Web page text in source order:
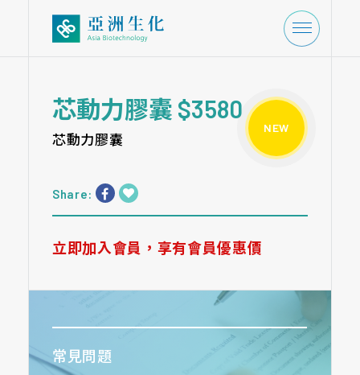
NEW
芯動力膠囊 $3580
芯動力膠囊
立即加入會員，享有會員優惠價
常見問題